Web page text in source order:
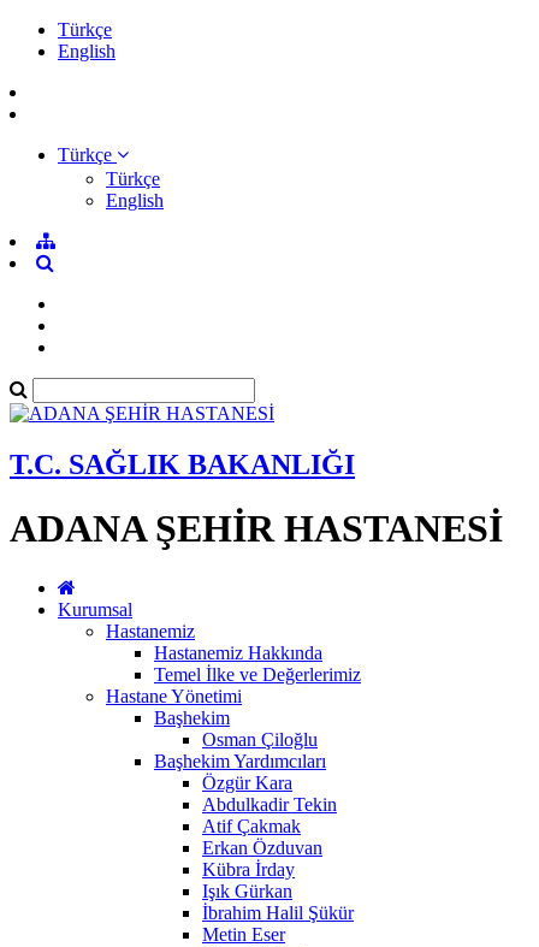
Türkçe
English
Türkçe
Türkçe
English
T.C. SAĞLIK BAKANLIĞI
ADANA ŞEHİR HASTANESİ
Kurumsal
Hastanemiz
Hastanemiz Hakkında
Temel İlke ve Değerlerimiz
Hastane Yönetimi
Başhekim
Osman Çiloğlu
Başhekim Yardımcıları
Özgür Kara
Abdulkadir Tekin
Atif Çakmak
Erkan Özduvan
Kübra İrday
Işık Gürkan
İbrahim Halil Şükür
Metin Eser